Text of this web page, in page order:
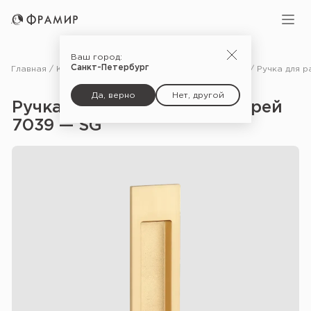
Ваш город:
Санкт-Петербург
Да, верно Нет, другой
Главная Каталог Фурнитура
Ручка для раздвижных дверей
7039 — SG